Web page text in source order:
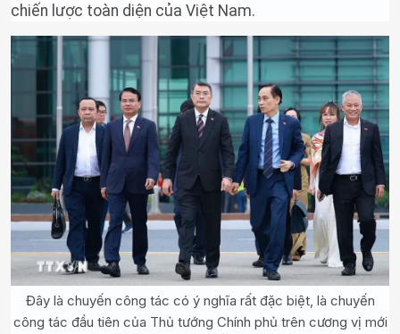
chiến lược toàn diện của Việt Nam.
Đây là chuyến công tác có ý nghĩa rất đặc biệt, là chuyến
công tác đầu tiên của Thủ tướng Chính phủ trên cương vị mới